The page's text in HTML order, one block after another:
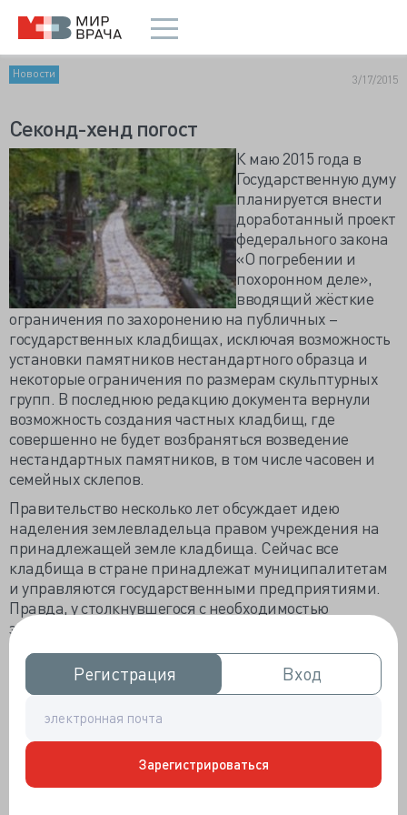
Регистрация
Регистрация Вход
Вход
Зарегистрироваться
Новости 3/17/2015
Секонд-хенд погост
К маю 2015 года в
Государственную думу
планируется внести
доработанный проект
федерального закона
«О погребении и
похоронном деле»,
вводящий жёсткие
ограничения по захоронению на публичных –
государственных кладбищах, исключая возможность
установки памятников нестандартного образца и
некоторые ограничения по размерам скульптурных
групп. В последнюю редакцию документа вернули
возможность создания частных кладбищ, где
совершенно не будет возбраняться возведение
нестандартных памятников, в том числе часовен и
семейных склепов.
Правительство несколько лет обсуждает идею
наделения землевладельца правом учреждения на
принадлежащей земле кладбища. Сейчас все
кладбища в стране принадлежат муниципалитетам
и управляются государственными предприятиями.
Правда, у столкнувшегося с необходимостью
захоронения близкого не возникает ощущения
государственного контроля и хоть какого-нибудь
присутствия закона на скорбной земле – нередко
цены на захоронение «в приличном месте»
столичного рынка ритуальных услуг составляет 7–8
млрд рублей в год.
Новелла о частных кладбищах была включена в